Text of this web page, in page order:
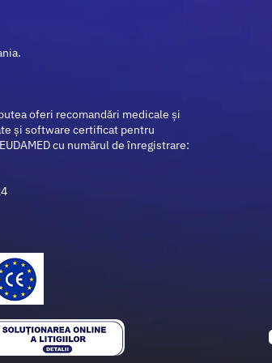
oferi recomandări medicale și
și software certificat pentru
cu numărul de înregistrare: